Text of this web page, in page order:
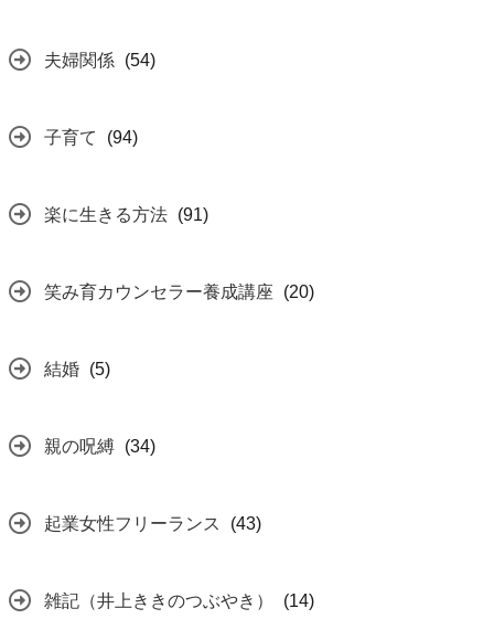
夫婦関係 (54)
子育て (94)
楽に生きる方法 (91)
笑み育カウンセラー養成講座 (20)
結婚 (5)
親の呪縛 (34)
起業女性フリーランス (43)
雑記（井上ききのつぶやき） (14)